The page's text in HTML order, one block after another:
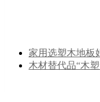
家用选塑木地板
木材替代品“木